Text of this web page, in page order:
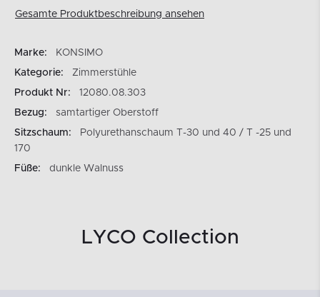
Gesamte Produktbeschreibung ansehen
Marke:
KONSIMO
Kategorie:
Zimmerstühle
Produkt Nr:
12080.08.303
Bezug:
samtartiger Oberstoff
Sitzschaum:
Polyurethanschaum T-30 und 40 / T -25 und
170
Füße:
dunkle Walnuss
LYCO Collection